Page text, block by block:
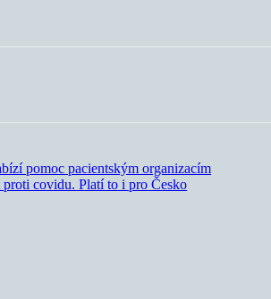
pomoc pacientským organizacím
proti covidu. Platí to i pro Česko